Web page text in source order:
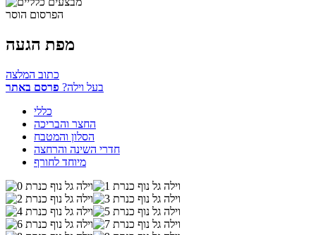
הפרסום הוסר
מפת הגעה
כתוב המלצה
בעל וילה? פרסם באתר
כללי
החצר והבריכה
הסלון והמטבח
חדרי השינה והרחצה
מיוחד לחורף